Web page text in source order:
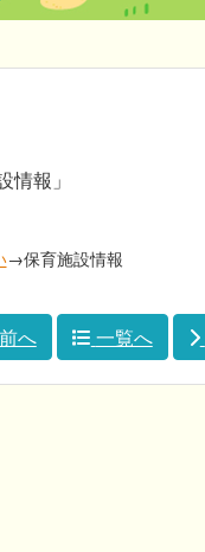
報」
→保育施設情報
前へ 一覧へ